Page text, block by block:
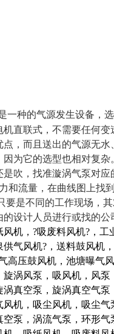
一种的气源发生设备，
直联式，不需要任何
，而且送出的气源无
因为它的选型也相对复
吹，找准漩涡气泵对
流量，在曲线图上找
是不同的工作现场，
设计人员进行或找的公
机，?吸废料风机?，
气风机?，送料鼓风机
高压鼓风机，池塘曝气
涡风泵，吸风机，风
真空泵，旋涡真空气
机，吸尘风机，吸尘
泵，涡流气泵，环形